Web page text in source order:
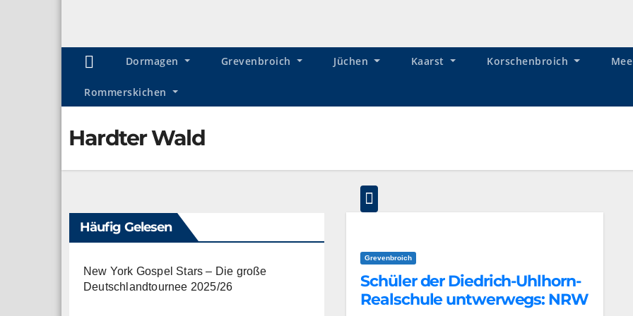
Dormagen Grevenbroich Jüchen Kaarst Korschenbroich
Rommerskichen
Hardter Wald
Häufig Gelesen
New York Gospel Stars – Die große
Deutschlandtournee 2025/26
Grevenbroich
Schüler der Diedrich-Uhlhorn-
Realschule untwerwegs: NRW